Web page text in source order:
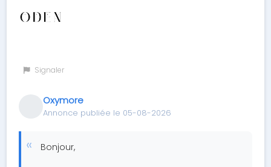
Signaler
Oxymore
Annonce publiée le 05-08-2026
Bonjour,